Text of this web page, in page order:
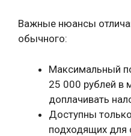
Важные нюансы
обычного:
Максимальный
25 000 рублей в
доплачивать
Доступны
подходящих для